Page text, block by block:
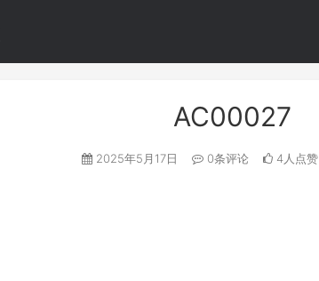
AC00027
2025年5月17日 0条评论 4人点赞